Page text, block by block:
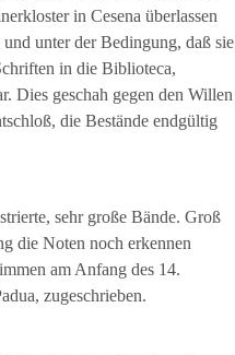
in Cesena überlassen
unter der Bedingung, daß sie
in die Biblioteca,
Dies geschah gegen den Willen
die Bestände endgültig
sehr große Bände. Groß
die Noten noch erkennen
am Anfang des 14.
zugeschrieben.